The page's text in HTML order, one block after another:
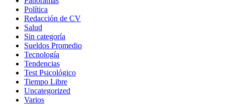
Política
Redacción de CV
Salud
Sin categoría
Sueldos Promedio
Tecnología
Tendencias
Test Psicológico
Tiempo Libre
Uncategorized
Varios